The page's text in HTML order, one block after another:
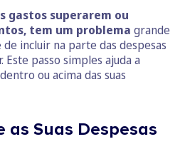
gastos superarem ou
tem um problema grande
incluir na parte das despesas
Este passo simples ajuda a
ou acima das suas
as Suas Despesas